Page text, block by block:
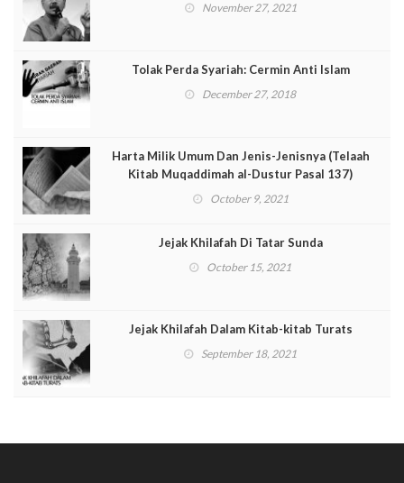
November 27, 2021
Tolak Perda Syariah: Cermin Anti Islam
December 27, 2018
Harta Milik Umum Dan Jenis-Jenisnya (Telaah
Kitab Muqaddimah al-Dustur Pasal 137)
October 9, 2021
Jejak Khilafah Di Tatar Sunda
October 15, 2021
Jejak Khilafah Dalam Kitab-kitab Turats
September 18, 2021